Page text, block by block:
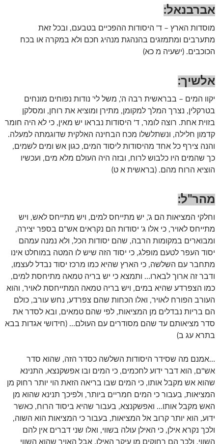
אברבנאל:
מוסדות הארץ – ד' היסודות ההפכיים בטבעם, ובכל זאת
מתערבים ומתמזגים בהנהגת מנהיג חכם ולא במקרה או בכח
הכוכבים. (ישעיה מ כא)
אלשיך:
יקוו המים – בבראשית רבה ה', משל לי' נודות נפוחים מונחים
בטרקלין, נצרך המלך למקומן, מתירן ומוציא את רוחן, ומסלקן
בזוית אחת. רוצה לומר, ד' היסודות נבראו יש מאין, כי לא היה חומר
קדמון חלילה, ונשתלשלו מכח הבחינה האלקית שדוגמתה למעלה.
והנה צירף כל אחד מהיסודות ליסוד המים, כגון אש ומים לשמים,
כך שהמים היו כלבוש לרוח, ובזה היה העולם מלא מים, ועכשיו
הוציא הרוח מהם. (בראשית א ט)
מהר"ל:
וחלקי המציאות הם ג', יש מתייחס למים, ויש מתייחס לאש, ויש
מתייחס לאויר, כי אלו ג' יסודות הם נקראים אש"ם בספר יצירה,
ומבוארים במקומות הרבה, שהם יסודות הכל, ולא נמנה עמהם
יסוד העפר לטעם מופלג, כי יסוד הזה שיש לו המטה במוחלט אינו
מתחבר עם השלשה, כי הארץ שהיא כמו מרכז יסוד נבדל לעצמו,
ודבר זה ארוך לבארו… ותמצא כי יש בריה טמאה מתיחסת למים,
כמו הצפרדע שהיא במים, ויש בריה טמאה המתייחסת לאויר, והוא
העורב הפורח לאויר, ואלו הכחות שהם צפרדע, נחש עורב, כולם
הם בריות נבדלים מן המציאות, לפי שהם טמאים, ובא לסדר את
סדר מציאותם עד שהם מסודרים עם העולם… (חידושי אגדות בבא
בתרא עג ב)
…אמנם מה שסידר היסודות השלשה כסדר הזה, שהוא סדר
אש"ם, הוא דבר ידוע לחכמים, כי המים ובו אפשקנצא, התנינא
שהוא אש מקבל אותו, כי המים שבו בריאה הזאת הוי יותר רחוק מן
המציאות, בעבור כי המים חמריים ביותר, ולפיכך תנינא שהוא מן
האש מקבל אותו… ואפשקנצא, בעבור שהיא ביסוד הרוח, כאשר
ידוע, הוא יותר קרוב אל המציאות, בעבור כי המציאות הוא השוה,
ולכך נקרא אילן, כי האילן עולה בשווי, ואלו שני דברים אין להם
השווי, ולכך הם רחוקים מן עיקר האילן, אבל האויר שהוא השווי